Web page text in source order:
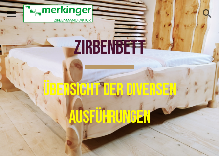
Skip to main content Skip to navigation
Zirbenbett
Übersicht der diversen
Ausführungen